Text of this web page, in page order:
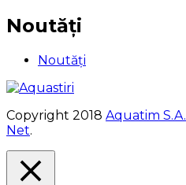
Noutăți
Noutăți
Copyright 2018 Aquatim S.A.
Net.